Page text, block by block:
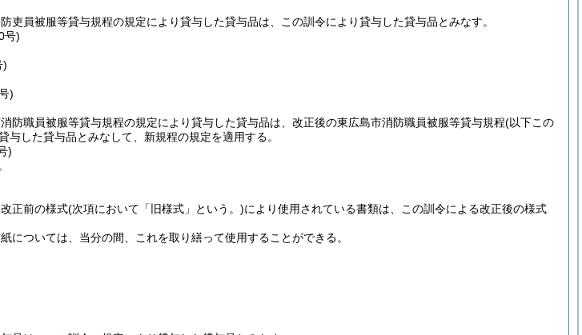
吏員被服等貸与規程の規定により貸与した貸与品は、この訓令により貸与した貸与品とみなす。
号)
)
)
防職員被服等貸与規程の規定により貸与した貸与品は、改正後の東広島市消防職員被服等貸与規程(以下この
与した貸与品とみなして、新規程の規定を適用する。
)
正前の様式(次項において「旧様式」という。)により使用されている書類は、この訓令による改正後の様式
については、当分の間、これを取り繕って使用することができる。